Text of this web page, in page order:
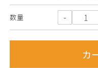
数量